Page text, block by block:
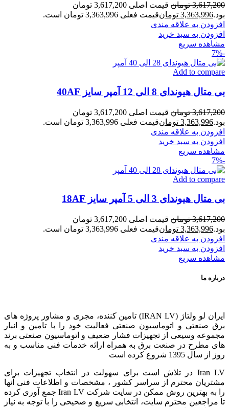
3,617,200 تومان
قیمت اصلی 3,617,200 تومان
بود.3,363,996 تومانقیمت فعلی 3,363,996 تومان است.
افزودن به علاقه مندی
افزودن به سبد خرید
مشاهده سریع
-7%
Add to compare
بی متال هیوندای 8 الی 12 آمپر سایز 40AF
3,617,200 تومان
قیمت اصلی 3,617,200 تومان
بود.3,363,996 تومانقیمت فعلی 3,363,996 تومان است.
افزودن به علاقه مندی
افزودن به سبد خرید
مشاهده سریع
-7%
Add to compare
بی متال هیوندای 3 الی 5 آمپر سایز 18AF
3,617,200 تومان
قیمت اصلی 3,617,200 تومان
بود.3,363,996 تومانقیمت فعلی 3,363,996 تومان است.
افزودن به علاقه مندی
افزودن به سبد خرید
مشاهده سریع
درباره ما
ایران لو ولتاژ (IRAN LV) تامین کننده، مجری و مشاور پروژه های
برق صنعتی و اتوماسیون صنعتی فعالیت خود را با تامین و انبار
مجموعه وسیعی از تجهیزات فشار ضعیف و اتوماسیون صنعتی برند
های مطرح در صنعت برق به همراه ارائه خدمات فنی مناسب و به
روز از سال 1395 شروع کرده است
Iran LV در تلاش است برای سهولت در انتخاب تجهیزات برای
مشتریان محترم از سراسر کشور ، مشخصات و اطلاعات فنی آنها
را به بهترین روش ممکن در سایت شرکت Iran LV جمع آوری کرده
تا مراجعین محترم سایت، انتخابی سریع و صحیحی را با توجه به نیاز